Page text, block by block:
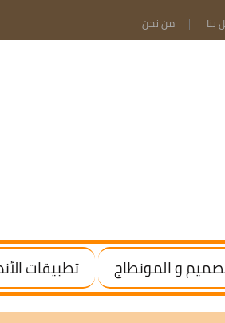
بنا من نحن
و المونطاج تطبيقات